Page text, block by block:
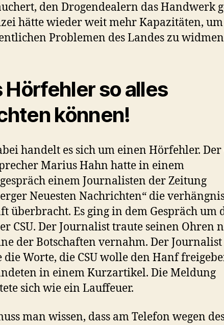
den Drogendealern das Handwerk
hätte wieder weit mehr Kapazitäten,
Problemen des Landes zu
Hörfehler so alles
können!
handelt es sich um einen Hörfehler. Der
Marius Hahn hatte in einem
einem Journalisten der Zeitung
Neuesten Nachrichten“ die
überbracht. Es ging in dem Gespräch um
CSU. Der Journalist traute seinen Ohren
der Botschaften vernahm. Der Journalist
Worte, die CSU wolle den Hanf
in einem Kurzartikel. Die Meldung
sich wie ein Lauffeuer.
man wissen, dass am Telefon wegen